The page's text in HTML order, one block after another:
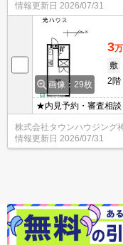
情報更新日 2026/07/31
画像：29枚
3
敷
2階
★内見予約・審査相
株式会社タウンハウジング
情報更新日 2026/07/31